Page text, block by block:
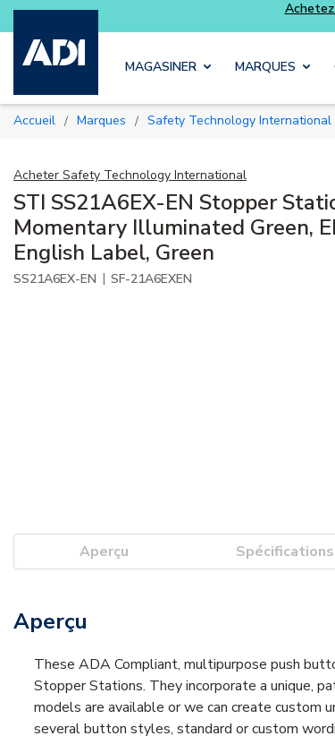
Skip to main content
MAGASINER MARQUES
Accueil / Marques / Safety Technology International
Acheter Safety Technology International
STI SS21A6EX-EN Stopper
Momentary Illuminated Green,
English Label, Green
SS21A6EX-EN | SF-21A6EXEN
Aperçu Spécifications
Aperçu
These ADA Compliant, multipurpose push
Stopper Stations. They incorporate a unique,
models are available or we can create custom
several button styles, standard or custom